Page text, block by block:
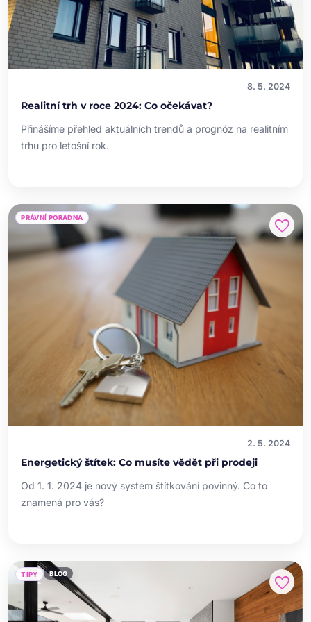
8. 5. 2024
Realitní trh v roce 2024: Co očekávat?
Přinášíme přehled aktuálních trendů a prognóz na realitním
trhu pro letošní rok.
PRÁVNÍ PORADNA favorite
2. 5. 2024
Energetický štítek: Co musíte vědět při prodeji
Od 1. 1. 2024 je nový systém štítkování povinný. Co to
znamená pro vás?
TIPY BLOG favorite